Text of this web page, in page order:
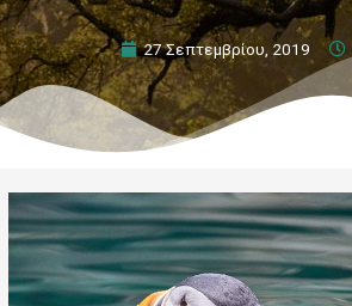
27 Σεπτεμβρίου, 2019